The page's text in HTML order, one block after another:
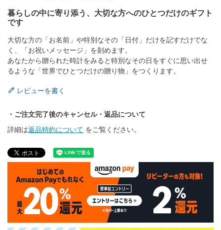
暮らしの中に寄り添う、大切な方へのひとつだけのギフト
です
大切な方の「お名前」や特別なその「日付」だけを記すだけでな
く、「お祝いメッセージ」を刻めます。
あなたから贈られた時計をみると特別なその日をすぐに思い出せ
るような「世界でひとつだけの贈り物」をつくります。
レビューを書く
・ご注文完了後のキャンセル・返品について
詳細は返品特約について をご覧ください。